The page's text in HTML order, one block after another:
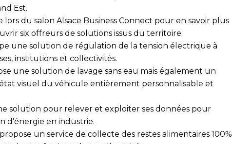
Est.
du salon Alsace Business Connect pour en savoir plus
six offreurs de solutions issus du territoire :
une solution de régulation de la tension électrique à
institutions et collectivités.
une solution de lavage sans eau mais également un
visuel du véhicule entièrement personnalisable et
solution pour relever et exploiter ses données pour
d’énergie en industrie.
un service de collecte des restes alimentaires 100%